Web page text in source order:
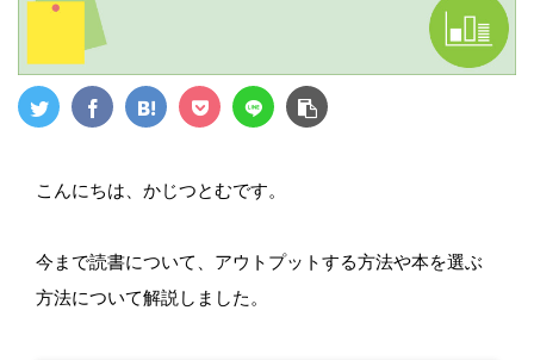
こんにちは、かじつとむです。
今まで読書について、アウトプットする方法や本を選ぶ
方法について解説しました。